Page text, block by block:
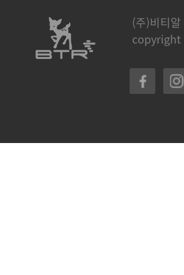
(주)비티알
copyright